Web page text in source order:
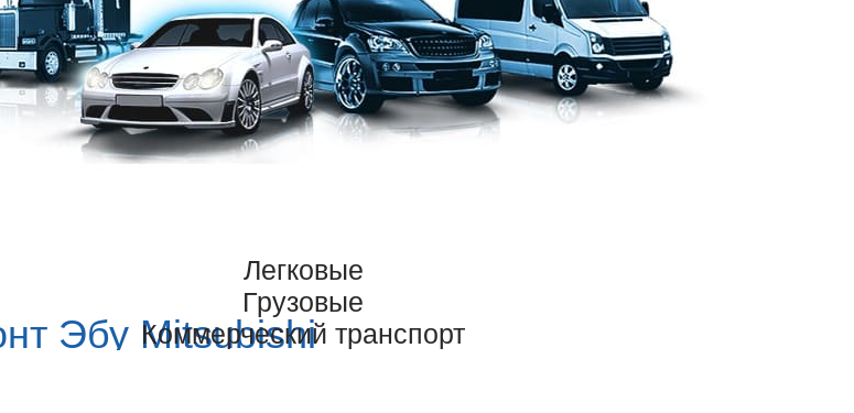
Легковые
Грузовые
Коммерческий транспорт
Эбу Mitsubishi
в одном из отделов нашей мастерской, специалистами исключительно этого профиля,